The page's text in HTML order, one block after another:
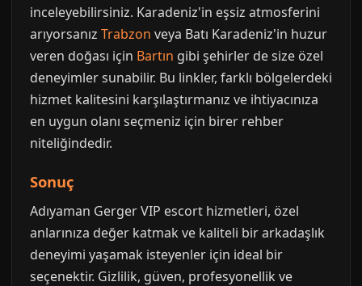
inceleyebilirsiniz. Karadeniz'in eşsiz atmosferini
arıyorsanız Trabzon veya Batı Karadeniz'in huzur
veren doğası için Bartın gibi şehirler de size özel
deneyimler sunabilir. Bu linkler, farklı bölgelerdeki
hizmet kalitesini karşılaştırmanız ve ihtiyacınıza
en uygun olanı seçmeniz için birer rehber
niteliğindedir.
Sonuç
Adıyaman Gerger VIP escort hizmetleri, özel
anlarınıza değer katmak ve kaliteli bir arkadaşlık
deneyimi yaşamak isteyenler için ideal bir
seçenektir. Gizlilik, güven, profesyonellik ve